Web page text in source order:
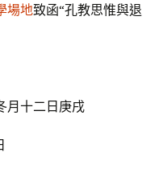
場地致函“孔教思惟與退
月十二日庚戌